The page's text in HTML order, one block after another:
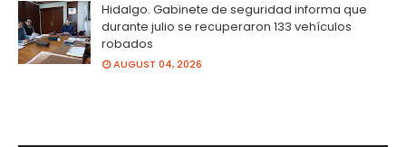
Hidalgo. Gabinete de seguridad informa que
durante julio se recuperaron 133 vehículos
robados
AUGUST 04, 2026